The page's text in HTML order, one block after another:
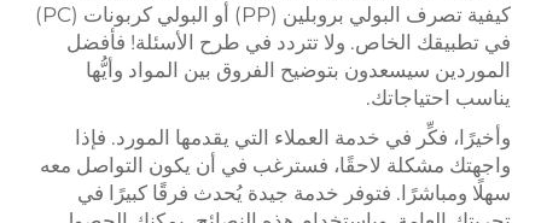
كيفية تصرف البولي بروبلين (PP) أو البولي كربونات (PC)
في تطبيقك الخاص. ولا تتردد في طرح الأسئلة! فأفضل
الموردين سيسعدون بتوضيح الفروق بين المواد وأيُّها
يناسب احتياجاتك.
وأخيرًا، فكِّر في خدمة العملاء التي يقدمها المورد. فإذا
واجهتك مشكلة لاحقًا، فسترغب في أن يكون التواصل معه
سهلًا ومباشرًا. فتوفر خدمة جيدة يُحدث فرقًا كبيرًا في